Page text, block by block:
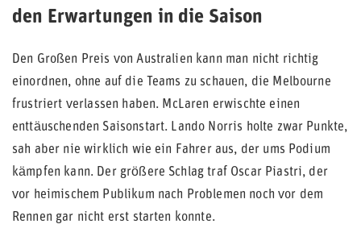
den Erwartungen in die Saison
Den Großen Preis von Australien kann man nicht richtig
einordnen, ohne auf die Teams zu schauen, die Melbourne
frustriert verlassen haben. McLaren erwischte einen
enttäuschenden Saisonstart. Lando Norris holte zwar Punkte,
sah aber nie wirklich wie ein Fahrer aus, der ums Podium
kämpfen kann. Der größere Schlag traf Oscar Piastri, der
vor heimischem Publikum nach Problemen noch vor dem
Rennen gar nicht erst starten konnte.